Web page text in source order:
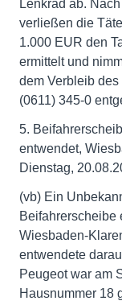
Lenkrad ab.
verließen die
1.000 EUR den
ermittelt und
dem Verbleib
(0611) 345-0
5.
entwendet,
Dienstag,
(vb) Ein
Beifahrerscheibe
Wiesbaden-
entwendete
Peugeot war am
Hausnummer 18